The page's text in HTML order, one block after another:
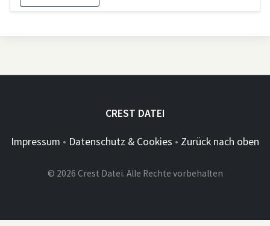
CREST DATEI
Impressum • Datenschutz & Cookies • Zurück nach oben
© 2026 Crest Datei. Alle Rechte vorbehalten